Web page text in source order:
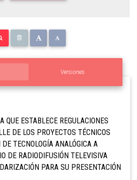
Versiones
QUE ESTABLECE REGULACIONES
DE LOS PROYECTOS TÉCNICOS
TECNOLOGÍA ANALÓGICA A
DE RADIODIFUSIÓN TELEVISIVA
PARA SU PRESENTACIÓN